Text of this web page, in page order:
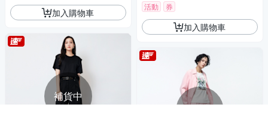
加入購物車
補貨中
活動 券
加入購物車